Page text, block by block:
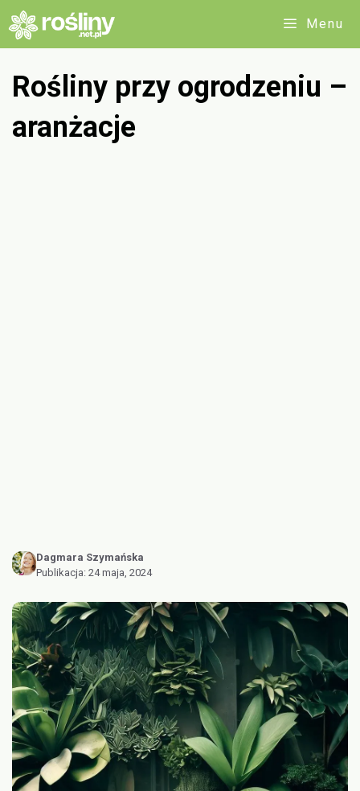
Przejdź
do
Menu
Rośliny przy ogrodzeniu –
aranżacje
Dagmara Szymańska
Publikacja: 24 maja, 2024